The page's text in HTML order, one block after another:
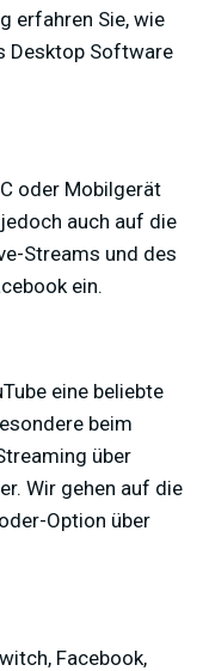
erfahren Sie, wie
Desktop Software
oder Mobilgerät
auch auf die
Streams und des
ein.
eine beliebte
beim
über
Wir gehen auf die
Option über
Facebook,